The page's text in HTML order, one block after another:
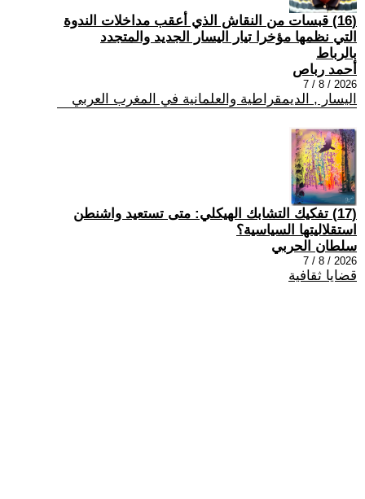
(16) قبسات من النقاش الذي أعقب مداخلات الندوة
التي نظمها مؤخرا تيار اليسار الجديد والمتجدد
بالرباط
أحمد رباص
2026 / 8 / 7
اليسار , الديمقراطية والعلمانية في المغرب العربي
(17) تفكيك التشابك الهيكلي: متى تستعيد واشنطن
استقلاليتها السياسية؟
سلطان الحربي
2026 / 8 / 7
قضايا ثقافية